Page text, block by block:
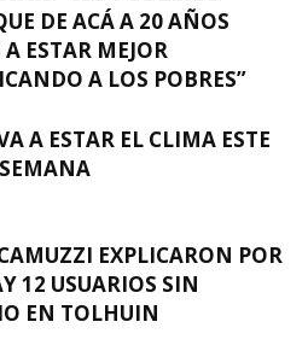
DE ACÁ A 20 AÑOS
ESTAR MEJOR
A LOS POBRES”
A ESTAR EL CLIMA ESTE
EXPLICARON POR
12 USUARIOS SIN
EN TOLHUIN